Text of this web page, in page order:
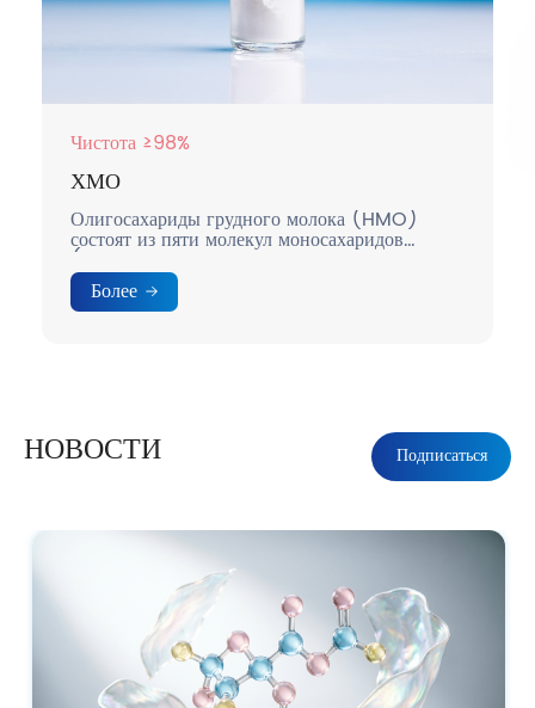
Чистота ≥98%
ХМО
Олигосахариды грудного молока (HMO)
состоят из пяти молекул моносахаридов
(глюкозы, галактозы, фукозы, N-
ацетилглюкозамина и N-ацетилнейраминовой
кислоты).
Более
НОВОСТИ Подписаться